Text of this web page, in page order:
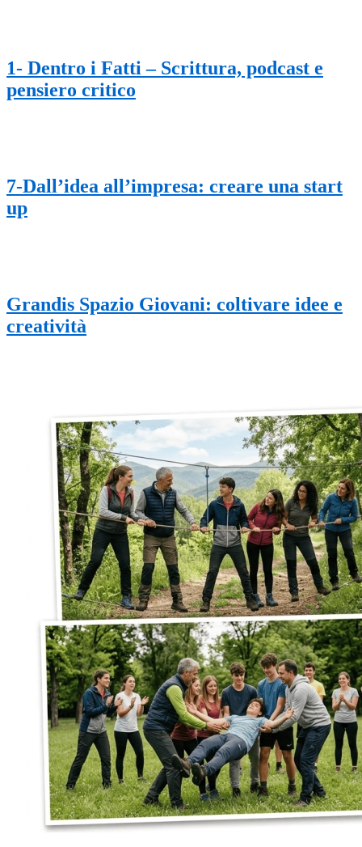
1- Dentro i Fatti – Scrittura, podcast e
pensiero critico
7-Dall’idea all’impresa: creare una start
up
Grandis Spazio Giovani: coltivare idee e
creatività